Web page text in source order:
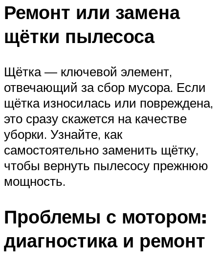
Ремонт или замена
щётки пылесоса
Щётка — ключевой элемент,
отвечающий за сбор мусора. Если
щётка износилась или повреждена,
это сразу скажется на качестве
уборки. Узнайте, как
самостоятельно заменить щётку,
чтобы вернуть пылесосу прежнюю
мощность.
Проблемы с мотором:
диагностика и ремонт